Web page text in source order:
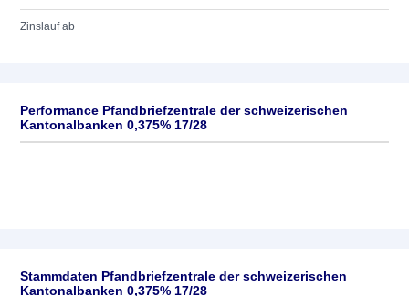
Zinslauf ab
Performance Pfandbriefzentrale der schweizerischen
Kantonalbanken 0,375% 17/28
Stammdaten Pfandbriefzentrale der schweizerischen
Kantonalbanken 0,375% 17/28